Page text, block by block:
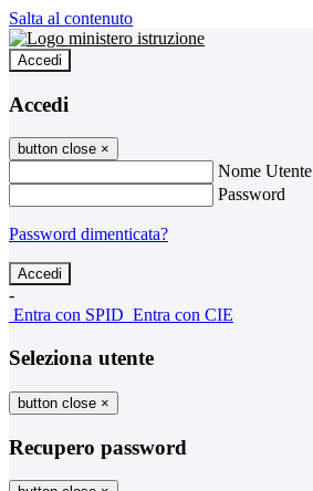
Salta al contenuto
Accedi
Accedi
button close ×
Nome Utente
Password
Password dimenticata?
-
Entra con SPID Entra con CIE
Seleziona utente
button close ×
Recupero password